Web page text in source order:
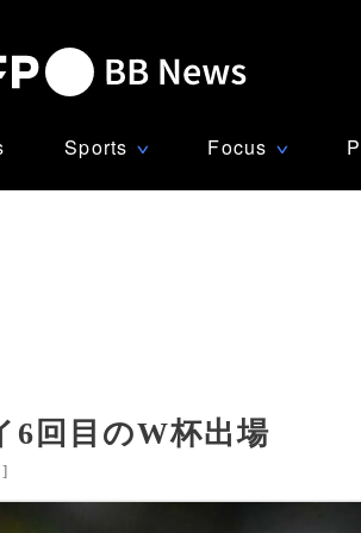
Sports ∨ Focus ∨
6回目のW杯出場
]